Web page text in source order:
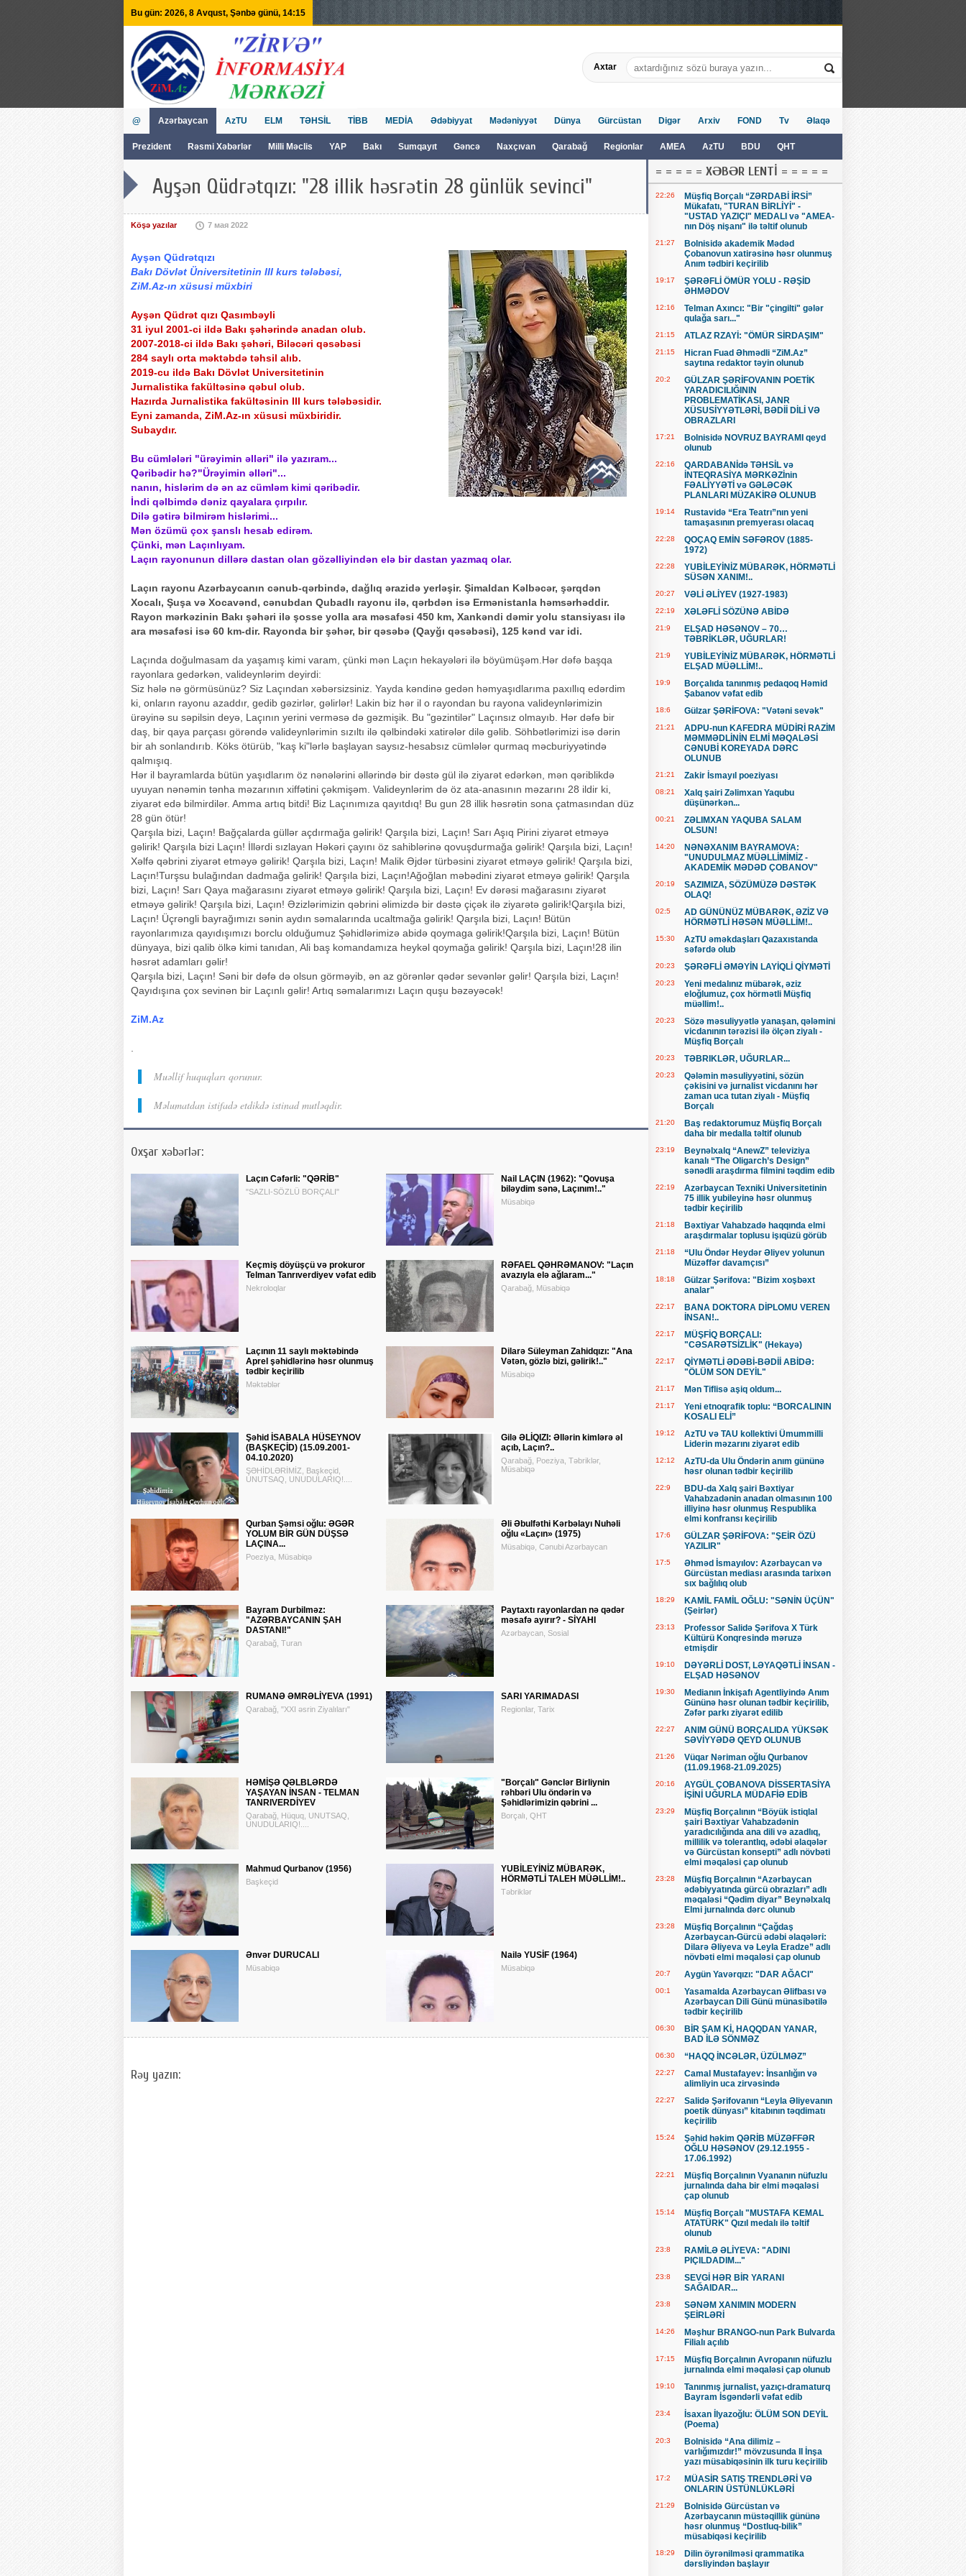
Bu gün: 2026, 8 Avqust, Şənbə günü, 14:15
Axtar
@ Azərbaycan
Prezident Rəsmi Xəbərlər Milli Məclis YAP Bakı Sumqayıt Gəncə Naxçıvan Qarabağ Regionlar AMEA AzTU BDU QHT
AzTU ELM TƏHSİL TİBB MEDİA Ədəbiyyat Mədəniyyət Dünya Gürcüstan Digər Arxiv FOND Tv Əlaqə
Ayşən Qüdrətqızı: "28 illik həsrətin 28 günlük sevinci"
Köşə yazılar 7 мая 2022
Ayşən Qüdrətqızı
Bakı Dövlət Üniversitetinin III kurs tələbəsi,
ZiM.Az-ın xüsusi müxbiri
Ayşən Qüdrət qızı Qasımbəyli
31 iyul 2001-ci ildə Bakı şəhərində anadan olub.
2007-2018-ci ildə Bakı şəhəri, Biləcəri qəsəbəsi
284 saylı orta məktəbdə təhsil alıb.
2019-cu ildə Bakı Dövlət Universitetinin
Jurnalistika fakültəsinə qəbul olub.
Hazırda Jurnalistika fakültəsinin III kurs tələbəsidir.
Eyni zamanda, ZiM.Az-ın xüsusi müxbiridir.
Subaydır.
Bu cümlələri "ürəyimin əlləri" ilə yazıram...
Qəribədir hə?"Ürəyimin əlləri"...
nanın, hislərim də ən az cümləm kimi qəribədir.
İndi qəlbimdə dəniz qayalara çırpılır.
Dilə gətirə bilmirəm hislərimi...
Mən özümü çox şanslı hesab edirəm.
Çünki, mən Laçınlıyam.
Laçın rayonunun dillərə dastan olan gözəlliyindən elə bir dastan yazmaq olar.
Laçın rayonu Azərbaycanın cənub-qərbində, dağlıq ərazidə yerləşir. Şimaldan Kəlbəcər, şərqdən
Xocalı, Şuşa və Xocavənd, cənubdan Qubadlı rayonu ilə, qərbdən isə Ermənistanla həmsərhəddir.
Rayon mərkəzinin Bakı şəhəri ilə şosse yolla ara məsafəsi 450 km, Xankəndi dəmir yolu stansiyası ilə
ara məsafəsi isə 60 km-dir. Rayonda bir şəhər, bir qəsəbə (Qayğı qəsəbəsi), 125 kənd var idi.
Laçında doğulmasam da yaşamış kimi varam, çünki mən Laçın hekayələri ilə böyümüşəm.Hər dəfə başqa
rayonlara gedərkən, valideynlərim deyirdi:
Siz hələ nə görmüsünüz? Siz Laçından xəbərsizsiniz. Yayda kəndinə gedən həmyaşıdlarıma paxıllıq edərdim
ki, onların rayonu azaddır, gedib gəzirlər, gəlirlər! Lakin biz hər il o rayondan bu rayona valideynlərimizin
ürəyinə su səpilsin deyə, Laçının yerini verməsə də gəzmişik. Bu "gəzintilər" Laçınsız olmayıb. Hər dəfə bir
daş, bir qaya parçası görəndə valideynlərimin sızıltı ilə qəlbindəki xatirələr dilə gəlib. Söhbətlərimizi isə dərin
bir ah sonlandırıb. Köks ötürüb, "kaş ki"lərlə başlayan saysız-hesabsız cümlələr qurmaq məcburiyyətində
qalmışıq.
Hər il bayramlarda bütün yaşıdlarım öz nənələrini əllərində bir dəstə gül ilə ziyarət edərkən, mən qəriblikdə
uyuyan nənəmin tənha məzarının xiffətini çəkmişəm. Valideynlərim də öz ata-anasının məzarını 28 ildir ki,
ziyarət edə bilmirdilər. Amma artıq bitdi! Biz Laçınımıza qayıtdıq! Bu gun 28 illik həsrətin sona çatmasından düz
28 gün ötür!
Qarşıla bizi, Laçın! Bağçalarda güllər açdırmağa gəlirik! Qarşıla bizi, Laçın! Sarı Aşıq Pirini ziyarət etməyə
gəlirik! Qarşıla bizi Laçın! İllərdi sızlayan Həkəri çayını öz sahiblərinə qovuşdurmağa gəlirik! Qarşıla bizi, Laçın!
Xəlfə qəbrini ziyarət etməyə gəlirik! Qarşıla bizi, Laçın! Malik Əjdər türbəsini ziyarət etməyə gəlirik! Qarşıla bizi,
Laçın!Turşsu bulağından dadmağa gəlirik! Qarşıla bizi, Laçın!Ağoğlan məbədini ziyarət etməyə gəlirik! Qarşıla
bizi, Laçın! Sarı Qaya mağarasını ziyarət etməyə gəlirik! Qarşıla bizi, Laçın! Ev dərəsi mağarasını ziyarət
etməyə gəlirik! Qarşıla bizi, Laçın! Əzizlərimizin qəbrini əlimizdə bir dəstə çiçək ilə ziyarətə gəlirik!Qarşıla bizi,
Laçın! Üçrəngli bayrağımızı sənin aydın səmalarında ucaltmağa gəlirik! Qarşıla bizi, Laçın! Bütün
rayonlarımıza qayıdışımızı borclu olduğumuz Şəhidlərimizə abidə qoymaga gəlirik!Qarşıla bizi, Laçın! Bütün
dünyaya, bizi qalib ölkə kimi tanıdan, Ali baş komandamıza heykəl qoymağa gəlirik! Qarşıla bizi, Laçın!28 ilin
həsrət adamları gəlir!
Qarşıla bizi, Laçın! Səni bir dəfə də olsun görməyib, ən az görənlər qədər sevənlər gəlir! Qarşıla bizi, Laçın!
Qayıdışına çox sevinən bir Laçınlı gəlir! Artıq səmalarımızı Laçın quşu bəzəyəcək!
ZiM.Az
Muəllif huquqları qorunur.
Məlumatdan istifadə etdikdə istinad mutləqdir.
Oxşar xəbərlər:
Laçın Cəfərli: "QƏRİB"
"SAZLI-SÖZLÜ BORÇALI"
Nail LAÇIN (1962): "Qovuşa
biləydim sənə, Laçınım!.."
Müsabiqə
Keçmiş döyüşçü və prokuror
Telman Tanrıverdiyev vəfat edib
Nekroloqlar
RƏFAEL QƏHRƏMANOV: "Laçın
avazıyla elə ağlaram..."
Qarabağ, Müsabiqə
Laçının 11 saylı məktəbində
Aprel şəhidlərinə həsr olunmuş
tədbir keçirilib
Məktəblər
Dilarə Süleyman Zahidqızı: "Ana
Vətən, gözlə bizi, gəlirik!.."
Müsabiqə
Şəhid İSABALA HÜSEYNOV
(BAŞKEÇİD) (15.09.2001-
04.10.2020)
ŞƏHİDLƏRİMİZ, Başkeçid,
UNUTSAQ, UNUDULARIQ!....
Gilə ƏLİQIZI: Əllərin kimlərə əl
açıb, Laçın?..
Qarabağ, Poeziya, Təbriklər,
Müsabiqə
Qurban Şəmsi oğlu: ƏGƏR
YOLUM BİR GÜN DÜŞSƏ
LAÇINA...
Poeziya, Müsabiqə
Əli Əbulfəthi Kərbəlayı Nuhəli
oğlu «Laçın» (1975)
Müsabiqə, Cənubi Azərbaycan
Bayram Durbilməz:
"AZƏRBAYCANIN ŞAH
DASTANI!"
Qarabağ, Turan
Paytaxtı rayonlardan nə qədər
məsafə ayırır? - SİYAHI
Azərbaycan, Sosial
RUMANƏ ƏMRƏLİYEVA (1991)
Qarabağ, "XXI əsrin Ziyalıları"
SARI YARIMADASI
Regionlar, Tarix
HƏMİŞƏ QƏLBLƏRDƏ
YAŞAYAN İNSAN - TELMAN
TANRIVERDİYEV
Qarabağ, Hüquq, UNUTSAQ,
UNUDULARIQ!....
"Borçalı" Gənclər Birliynin
rəhbəri Ulu öndərin və
Şəhidlərimizin qəbrini ...
Borçalı, QHT
Mahmud Qurbanov (1956)
Başkeçid
YUBİLEYİNİZ MÜBARƏK,
HÖRMƏTLİ TALEH MÜƏLLİM!..
Təbriklər
Ənvər DURUCALI
Müsabiqə
Nailə YUSİF (1964)
Müsabiqə
Rəy yazın:
= = = = = XƏBƏR LENTİ = = = = =
22:26
Müşfiq Borçalı “ZƏRDABİ İRSİ”
Mükafatı, "TURAN BİRLİYİ" -
"USTAD YAZIÇI" MEDALI və "AMEA-
nın Döş nişanı" ilə təltif olunub
21:27
Bolnisidə akademik Mədəd
Çobanovun xatirəsinə həsr olunmuş
Anım tədbiri keçirilib
19:17
ŞƏRƏFLİ ÖMÜR YOLU - RƏŞİD
ƏHMƏDOV
12:16
Telman Axıncı: "Bir "çingilti" gələr
qulağa sarı..."
21:15 ATLAZ RZAYİ: "ÖMÜR SİRDAŞIM"
21:15
Hicran Fuad Əhmədli “ZiM.Az”
saytına redaktor təyin olunub
20:2
GÜLZAR ŞƏRİFOVANIN POETİK
YARADICILIĞININ
PROBLEMATİKASI, JANR
XÜSUSİYYƏTLƏRİ, BƏDİİ DİLİ VƏ
OBRAZLARI
17:21
Bolnisidə NOVRUZ BAYRAMI qeyd
olunub
22:16
QARDABANİdə TƏHSİL və
İNTEQRASİYA MƏRKƏZİnin
FƏALİYYƏTİ və GƏLƏCƏK
PLANLARI MÜZAKİRƏ OLUNUB
19:14
Rustavidə “Era Teatrı”nın yeni
tamaşasının premyerası olacaq
22:28
QOÇAQ EMİN SƏFƏROV (1885-
1972)
22:28
YUBİLEYİNİZ MÜBARƏK, HÖRMƏTLİ
SÜSƏN XANIM!..
20:27 VƏLİ ƏLİYEV (1927-1983)
22:19 XƏLƏFLİ SÖZÜNƏ ABİDƏ
21:9
ELŞAD HƏSƏNOV – 70…
TƏBRİKLƏR, UĞURLAR!
21:9
YUBİLEYİNİZ MÜBARƏK, HÖRMƏTLİ
ELŞAD MÜƏLLİM!..
19:9
Borçalıda tanınmış pedaqoq Həmid
Şabanov vəfat edib
18:6 Gülzar ŞƏRİFOVA: "Vətəni sevək"
21:21
ADPU-nun KAFEDRA MÜDİRİ RAZİM
MƏMMƏDLİNİN ELMİ MƏQALƏSİ
CƏNUBİ KOREYADA DƏRC
OLUNUB
21:21 Zakir İsmayıl poeziyası
08:21
Xalq şairi Zəlimxan Yaqubu
düşünərkən...
00:21
ZƏLIMXAN YAQUBA SALAM
OLSUN!
14:20
NƏNƏXANIM BAYRAMOVA:
"UNUDULMAZ MÜƏLLİMİMİZ -
AKADEMİK MƏDƏD ÇOBANOV"
20:19
SAZIMIZA, SÖZÜMÜZƏ DƏSTƏK
OLAQ!
02:5
AD GÜNÜNÜZ MÜBARƏK, ƏZİZ VƏ
HÖRMƏTLİ HƏSƏN MÜƏLLİM!..
15:30
AzTU əməkdaşları Qazaxıstanda
səfərdə olub
20:23 ŞƏRƏFLİ ƏMƏYİN LAYİQLİ QİYMƏTİ
20:23
Yeni medalınız mübarək, əziz
eloğlumuz, çox hörmətli Müşfiq
müəllim!..
20:23
Sözə məsuliyyətlə yanaşan, qələmini
vicdanının tərəzisi ilə ölçən ziyalı -
Müşfiq Borçalı
20:23 TƏBRIKLƏR, UĞURLAR...
20:23
Qələmin məsuliyyətini, sözün
çəkisini və jurnalist vicdanını hər
zaman uca tutan ziyalı - Müşfiq
Borçalı
21:20
Baş redaktorumuz Müşfiq Borçalı
daha bir medalla təltif olunub
23:19
Beynəlxalq “AnewZ” televiziya
kanalı “The Oligarch’s Design”
sənədli araşdırma filmini təqdim edib
22:19
Azərbaycan Texniki Universitetinin
75 illik yubileyinə həsr olunmuş
tədbir keçirilib
21:18
Bəxtiyar Vahabzadə haqqında elmi
araşdırmalar toplusu işıqüzü görüb
21:18
“Ulu Öndər Heydər Əliyev yolunun
Müzəffər davamçısı”
18:18
Gülzar Şərifova: "Bizim xoşbəxt
analar"
22:17
BANA DOKTORA DİPLOMU VEREN
İNSAN!..
22:17
MÜŞFİQ BORÇALI:
"CƏSARƏTSİZLİK" (Hekayə)
22:17
QİYMƏTLİ ƏDƏBİ-BƏDİİ ABİDƏ:
"ÖLÜM SON DEYİL"
21:17 Mən Tiflisə aşiq oldum...
21:17
Yeni etnoqrafik toplu: “BORCALININ
KOSALI ELİ”
19:12
AzTU və TAU kollektivi Ümummilli
Liderin məzarını ziyarət edib
12:12
AzTU-da Ulu Öndərin anım gününə
həsr olunan tədbir keçirilib
22:9
BDU-da Xalq şairi Bəxtiyar
Vahabzadənin anadan olmasının 100
illiyinə həsr olunmuş Respublika
elmi konfransı keçirilib
17:6
GÜLZAR ŞƏRİFOVA: "ŞEİR ÖZÜ
YAZILIR"
17:5
Əhməd İsmayılov: Azərbaycan və
Gürcüstan mediası arasında tarixən
sıx bağlılıq olub
18:29
KAMİL FAMİL OĞLU: "SƏNİN ÜÇÜN"
(Şeirlər)
23:13
Professor Salidə Şərifova X Türk
Kültürü Konqresində məruzə
etmişdir
19:10
DƏYƏRLİ DOST, LƏYAQƏTLİ İNSAN -
ELŞAD HƏSƏNOV
19:30
Medianın İnkişafı Agentliyində Anım
Gününə həsr olunan tədbir keçirilib,
Zəfər parkı ziyarət edilib
22:27
ANIM GÜNÜ BORÇALIDA YÜKSƏK
SƏVİYYƏDƏ QEYD OLUNUB
21:26
Vüqar Nəriman oğlu Qurbanov
(11.09.1968-21.09.2025)
20:16
AYGÜL ÇOBANOVA DİSSERTASİYA
İŞİNİ UĞURLA MÜDAFİƏ EDİB
23:29
Müşfiq Borçalının “Böyük istiqlal
şairi Bəxtiyar Vahabzadənin
yaradıcılığında ana dili və azadlıq,
millilik və tolerantlıq, ədəbi əlaqələr
və Gürcüstan konsepti” adlı növbəti
elmi məqaləsi çap olunub
23:28
Müşfiq Borçalının “Azərbaycan
ədəbiyyatında gürcü obrazları” adlı
məqaləsi “Qədim diyar” Beynəlxalq
Elmi jurnalında dərc olunub
23:28
Müşfiq Borçalının “Çağdaş
Azərbaycan-Gürcü ədəbi əlaqələri:
Dilarə Əliyeva və Leyla Eradze” adlı
növbəti elmi məqaləsi çap olunub
20:7 Aygün Yavərqızı: "DAR AĞACI"
00:1
Yasamalda Azərbaycan Əlifbası və
Azərbaycan Dili Günü münasibətilə
tədbir keçirilib
06:30
BİR ŞAM Kİ, HAQQDAN YANAR,
BAD İLƏ SÖNMƏZ
06:30 “HAQQ İNCƏLƏR, ÜZÜLMƏZ”
22:27
Camal Mustafayev: İnsanlığın və
alimliyin uca zirvəsində
22:27
Salidə Şərifovanın “Leyla Əliyevanın
poetik dünyası” kitabının təqdimatı
keçirilib
15:24
Şəhid həkim QƏRİB MÜZƏFFƏR
OĞLU HƏSƏNOV (29.12.1955 -
17.06.1992)
22:21
Müşfiq Borçalının Vyananın nüfuzlu
jurnalında daha bir elmi məqaləsi
çap olunub
15:14
Müşfiq Borçalı "MUSTAFA KEMAL
ATATÜRK" Qızıl medalı ilə təltif
olunub
23:8
RAMİLƏ ƏLİYEVA: "ADINI
PIÇILDADIM..."
23:8
SEVGİ HƏR BİR YARANI
SAĞAIDAR...
23:8
SƏNƏM XANIMIN MODERN
ŞEİRLƏRİ
14:26
Məşhur BRANGO-nun Park Bulvarda
Filialı açılıb
17:15
Müşfiq Borçalının Avropanın nüfuzlu
jurnalında elmi məqaləsi çap olunub
19:10
Tanınmış jurnalist, yazıçı-dramaturq
Bayram İsgəndərli vəfat edib
23:4
İsaxan İlyazoğlu: ÖLÜM SON DEYİL
(Poema)
20:3
Bolnisidə “Ana dilimiz –
varlığımızdır!” mövzusunda II İnşa
yazı müsabiqəsinin ilk turu keçirilib
17:2
MÜASİR SATIŞ TRENDLƏRİ VƏ
ONLARIN ÜSTÜNLÜKLƏRİ
21:29
Bolnisidə Gürcüstan və
Azərbaycanın müstəqillik gününə
həsr olunmuş “Dostluq-bilik”
müsabiqəsi keçirilib
18:29
Dilin öyrənilməsi qrammatika
dərsliyindən başlayır